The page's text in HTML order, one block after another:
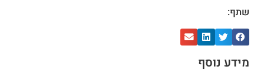
שתף:
מידע נוסף